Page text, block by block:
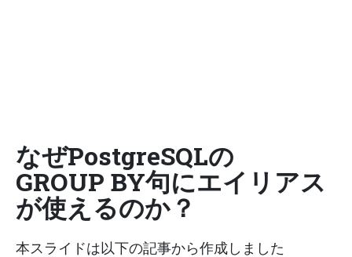
なぜPostgreSQLの
GROUP BY句にエイリアス
が使えるのか？
本スライドは以下の記事から作成しました